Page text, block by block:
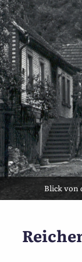
Blick von